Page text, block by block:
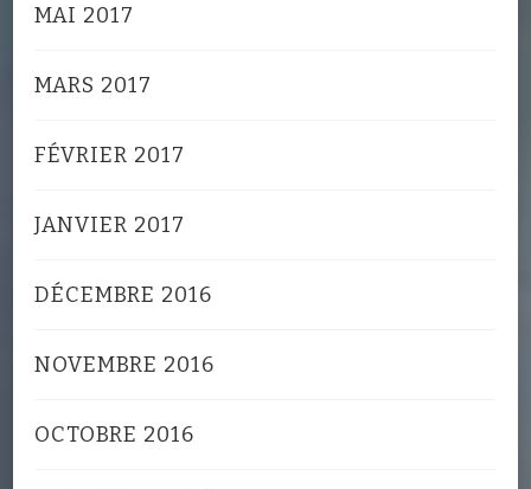
MAI 2017
MARS 2017
FÉVRIER 2017
JANVIER 2017
DÉCEMBRE 2016
NOVEMBRE 2016
OCTOBRE 2016